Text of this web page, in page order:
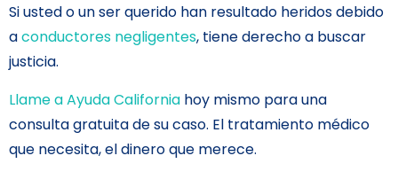
Si usted o un ser querido han resultado heridos debido
aconductores negligentes, tiene derecho a buscar
justicia.
Llame a Ayuda California hoy mismo para una
consulta gratuita de su caso. El tratamiento médico
que necesita, el dinero que merece.